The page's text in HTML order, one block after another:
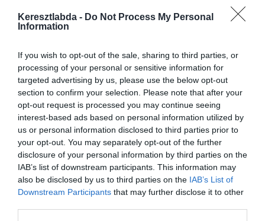
Keresztlabda - Do Not Process My Personal
Information
If you wish to opt-out of the sale, sharing to third parties, or
processing of your personal or sensitive information for
targeted advertising by us, please use the below opt-out
section to confirm your selection. Please note that after your
opt-out request is processed you may continue seeing
interest-based ads based on personal information utilized by
us or personal information disclosed to third parties prior to
your opt-out. You may separately opt-out of the further
disclosure of your personal information by third parties on the
IAB’s list of downstream participants. This information may
also be disclosed by us to third parties on the IAB’s List of
Downstream Participants that may further disclose it to other